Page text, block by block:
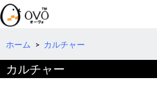
検
索
コ
テ
ツ
へ
ホーム > カルチャー
カルチャー